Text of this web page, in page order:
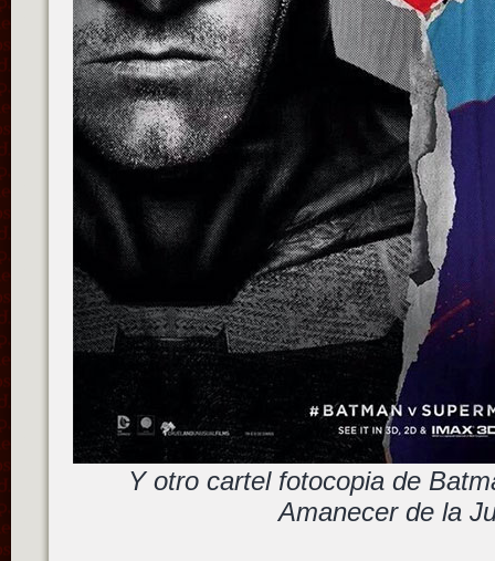
Y otro cartel fotocopia de
Amanecer de la